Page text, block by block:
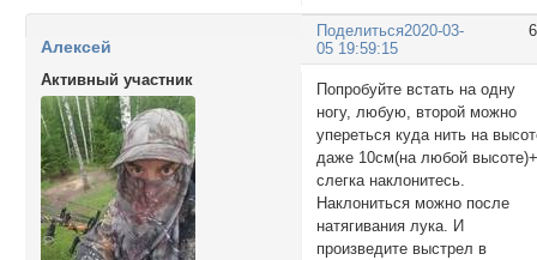
Поделиться2020-03-
05 19:59:15
Алексей
Активный участник
Попробуйте встать на одну
ногу, любую, второй можно
упереться куда нить на
даже 10см(на любой
слегка наклонитесь.
Наклониться можно после
натягивания лука. И
произведите выстрел в